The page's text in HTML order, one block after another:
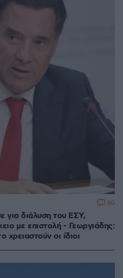
για διάλυση του ΕΣΥ,
με επιστολή - Γεωργιάδης:
χρειαστούν οι ίδιοι
60